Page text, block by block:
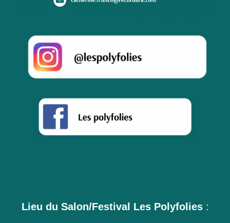
Lieu du Salon/Festival Les Polyfolies: